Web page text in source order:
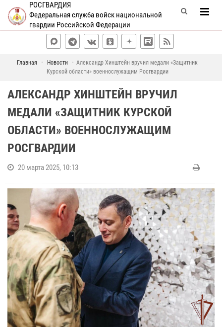
РОСГВАРДИЯ
Федеральная служба войск национальной
гвардии Российской Федерации
Главная Новости
Александр Хинштейн вручил медали «Защитник
Курской области» военнослужащим Росгвардии
АЛЕКСАНДР ХИНШТЕЙН ВРУЧИЛ
МЕДАЛИ «ЗАЩИТНИК КУРСКОЙ
ОБЛАСТИ» ВОЕННОСЛУЖАЩИМ
РОСГВАРДИИ
20 марта 2025, 10:13